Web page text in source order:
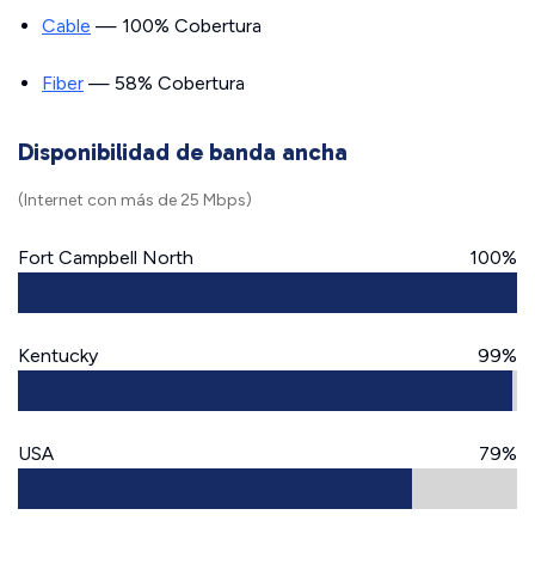
Cable — 100% Cobertura
Fiber — 58% Cobertura
Disponibilidad de banda ancha
(Internet con más de 25 Mbps)
Fort Campbell North 100%
Kentucky 99%
USA 79%